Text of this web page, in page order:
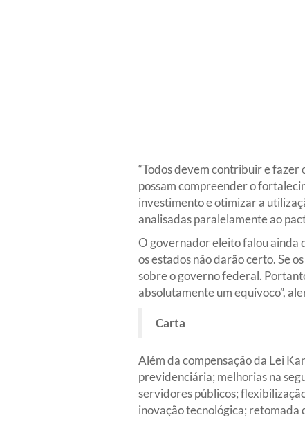
“Todos devem contribuir e fazer
possam compreender o
investimento e otimizar a
analisadas paralelamente ao
O governador eleito falou ainda
os estados não darão certo. Se
sobre o governo federal.
absolutamente um equívoco”,
Carta
Além da compensação da Lei
previdenciária; melhorias na
servidores públicos;
inovação tecnológica; retomada